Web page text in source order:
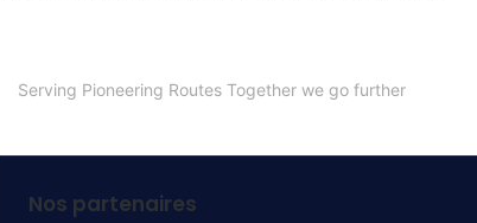
Serving Pioneering Routes Together we go further
Nos partenaires